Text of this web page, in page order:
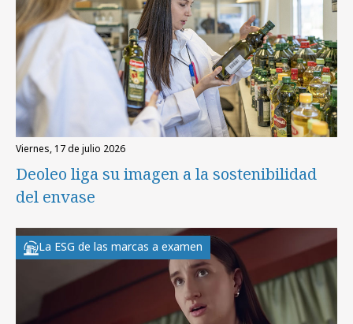
viernes, 17 de julio 2026
Deoleo liga su imagen a la sostenibilidad
del envase
La ESG de las marcas a examen